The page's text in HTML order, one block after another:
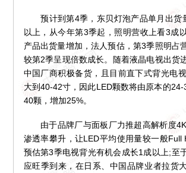
预计到第4季，东贝灯泡产品单月出货
以上，从今年第3季起，照明营收上看3成
产品出货量增加，法人预估，第3季照明占
较第2季呈现倍数成长。随着液晶电视出货
中国厂商积极备货，且目前直下式背光电
大到40-42寸，因此LED颗数将由原本的
40颗，增加25%。
由于品牌厂与面板厂力推超高解析度
渗透率攀升，让LED平均使用量较一般Full
预估第3季电视背光有机会成长1成以上;至
应旺季到来，在日系、中国品牌业者拉货